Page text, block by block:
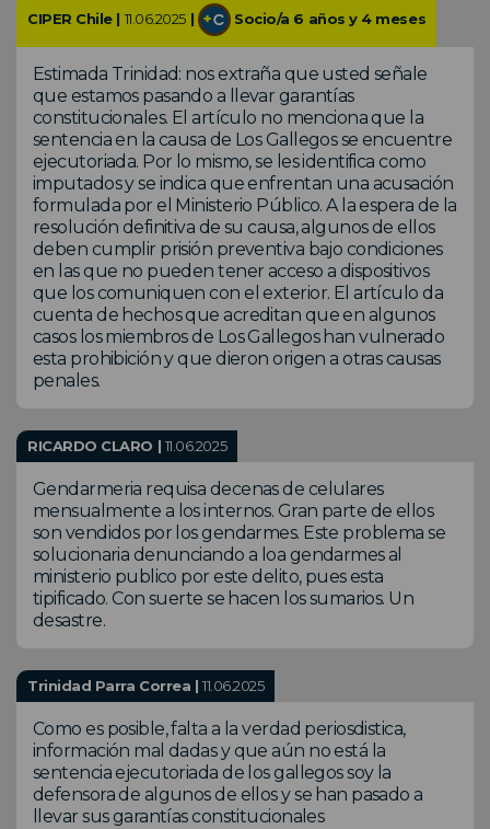
CIPER Chile | 11.06.2025| Socio/a 6 años y 4 meses
Estimada Trinidad: nos extraña que usted señale
que estamos pasando a llevar garantías
constitucionales. El artículo no menciona que la
sentencia en la causa de Los Gallegos se encuentre
ejecutoriada. Por lo mismo, se les identifica como
imputados y se indica que enfrentan una acusación
formulada por el Ministerio Público. A la espera de la
resolución definitiva de su causa, algunos de ellos
deben cumplir prisión preventiva bajo condiciones
en las que no pueden tener acceso a dispositivos
que los comuniquen con el exterior. El artículo da
cuenta de hechos que acreditan que en algunos
casos los miembros de Los Gallegos han vulnerado
esta prohibición y que dieron origen a otras causas
penales.
RICARDO CLARO | 11.06.2025
Gendarmeria requisa decenas de celulares
mensualmente a los internos. Gran parte de ellos
son vendidos por los gendarmes. Este problema se
solucionaria denunciando a loa gendarmes al
ministerio publico por este delito, pues esta
tipificado. Con suerte se hacen los sumarios. Un
desastre.
Trinidad Parra Correa | 11.06.2025
Como es posible, falta a la verdad periosdistica,
información mal dadas y que aún no está la
sentencia ejecutoriada de los gallegos soy la
defensora de algunos de ellos y se han pasado a
llevar sus garantías constitucionales